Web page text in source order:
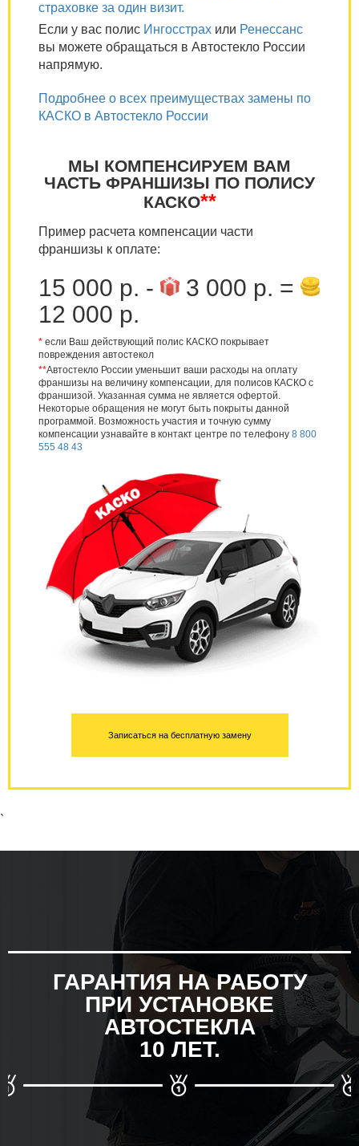
страховке за один визит.
Если у вас полис Ингосстрах или Ренессанс
вы можете обращаться в Автостекло России
напрямую.
Подробнее о всех преимуществах замены по
КАСКО в Автостекло России
МЫ КОМПЕНСИРУЕМ ВАМ
ЧАСТЬ ФРАНШИЗЫ ПО ПОЛИСУ
КАСКО**
Пример расчета компенсации части
франшизы к оплате:
15 000 р. -
3 000 р. =
12 000 р.
* если Ваш действующий полис КАСКО покрывает
повреждения автостекол
**Автостекло России уменьшит ваши расходы на оплату
франшизы на величину компенсации, для полисов КАСКО с
франшизой. Указанная сумма не является офертой.
Некоторые обращения не могут быть покрыты данной
программой. Возможность участия и точную сумму
компенсации узнавайте в контакт центре по телефону 8 800
555 48 43
Записаться на бесплатную замену
`
ГАРАНТИЯ НА РАБОТУ
ПРИ УСТАНОВКЕ
АВТОСТЕКЛА
10 ЛЕТ.